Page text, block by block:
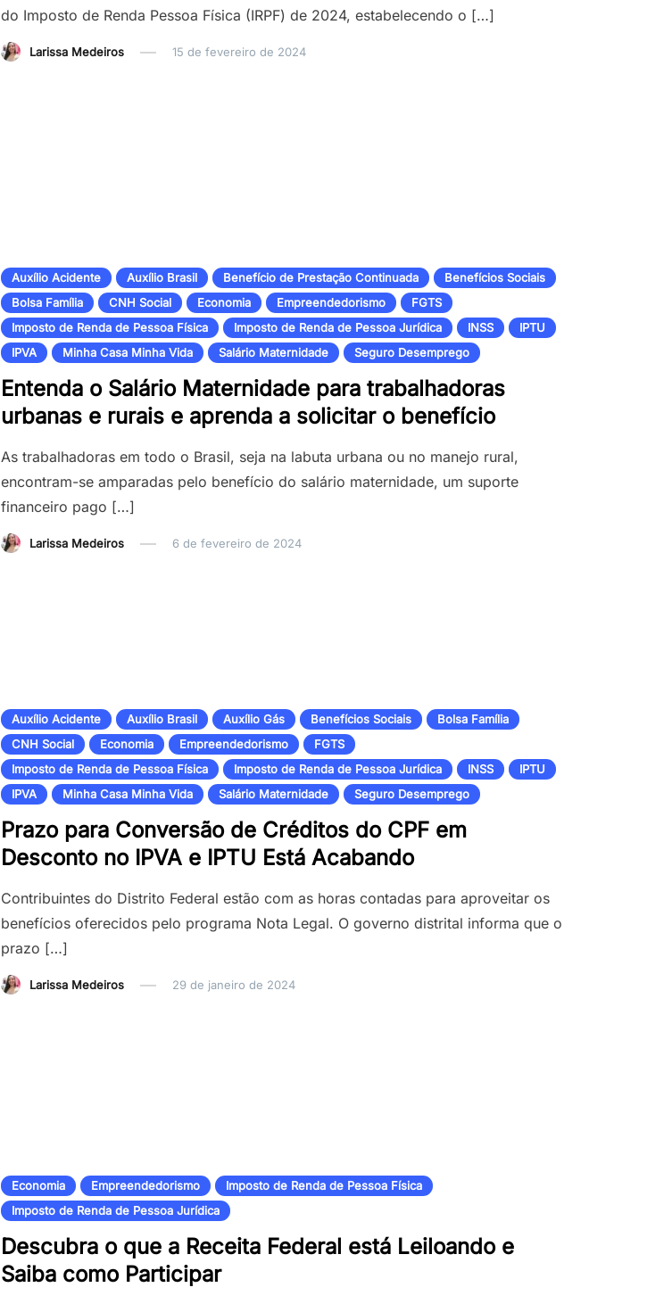
do Imposto de Renda Pessoa Física (IRPF) de 2024, estabelecendo o […]
Larissa Medeiros 15 de fevereiro de 2024
Auxílio Acidente Auxílio Brasil Benefício de Prestação Continuada
Benefícios Sociais
Bolsa Família
CNH Social Economia Empreendedorismo
FGTS
Imposto de Renda de Pessoa Física
Imposto de Renda de Pessoa Jurídica INSS
IPTU
IPVA
Minha Casa Minha Vida Salário Maternidade Seguro Desemprego
Entenda o Salário Maternidade para trabalhadoras
urbanas e rurais e aprenda a solicitar o benefício
As trabalhadoras em todo o Brasil, seja na labuta urbana ou no manejo rural,
encontram-se amparadas pelo benefício do salário maternidade, um suporte
financeiro pago […]
Larissa Medeiros 6 de fevereiro de 2024
Auxílio Acidente Auxílio Brasil Auxílio Gás Benefícios Sociais
Bolsa Família
CNH Social
Economia Empreendedorismo
FGTS
Imposto de Renda de Pessoa Física
Imposto de Renda de Pessoa Jurídica INSS
IPTU
IPVA
Minha Casa Minha Vida Salário Maternidade Seguro Desemprego
Prazo para Conversão de Créditos do CPF em
Desconto no IPVA e IPTU Está Acabando
Contribuintes do Distrito Federal estão com as horas contadas para aproveitar os
benefícios oferecidos pelo programa Nota Legal. O governo distrital informa que o
prazo […]
Larissa Medeiros 29 de janeiro de 2024
Economia Empreendedorismo
Imposto de Renda de Pessoa Física
Imposto de Renda de Pessoa Jurídica
Descubra o que a Receita Federal está Leiloando e
Saiba como Participar